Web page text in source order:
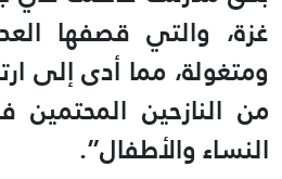
غزة، والتي قصفها
ومتغولة، مما أدى إلى
من النازحين
النساء والأطفال”.